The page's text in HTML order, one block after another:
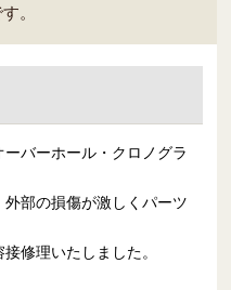
。
バーホール・クロノグラ
部の損傷が激しくパーツ
修理いたしました。